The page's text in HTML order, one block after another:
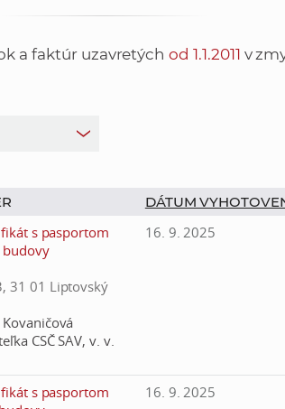
á
a faktúr uzavretýchod 1.1.2011 v
DÁTUM
s pasportom
31 01 Liptovský
CSČ SAV, v. v.
16. 9. 2025
s pasportom
16. 9. 2025